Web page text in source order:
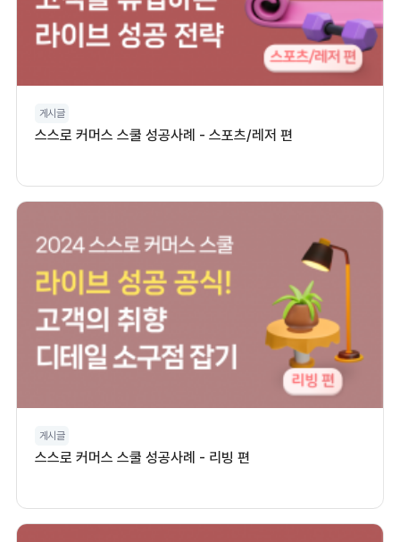
게시글
스스로 커머스 스쿨 성공사례 - 스포츠/레저 편
게시글
스스로 커머스 스쿨 성공사례 - 리빙 편